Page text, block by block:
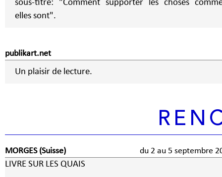
sous-titre: "Comment supporter les choses
elles sont".
publikart.net
Un plaisir de lecture.
MORGES (Suisse) du 2 au 5 septembre
LIVRE SUR LES QUAIS